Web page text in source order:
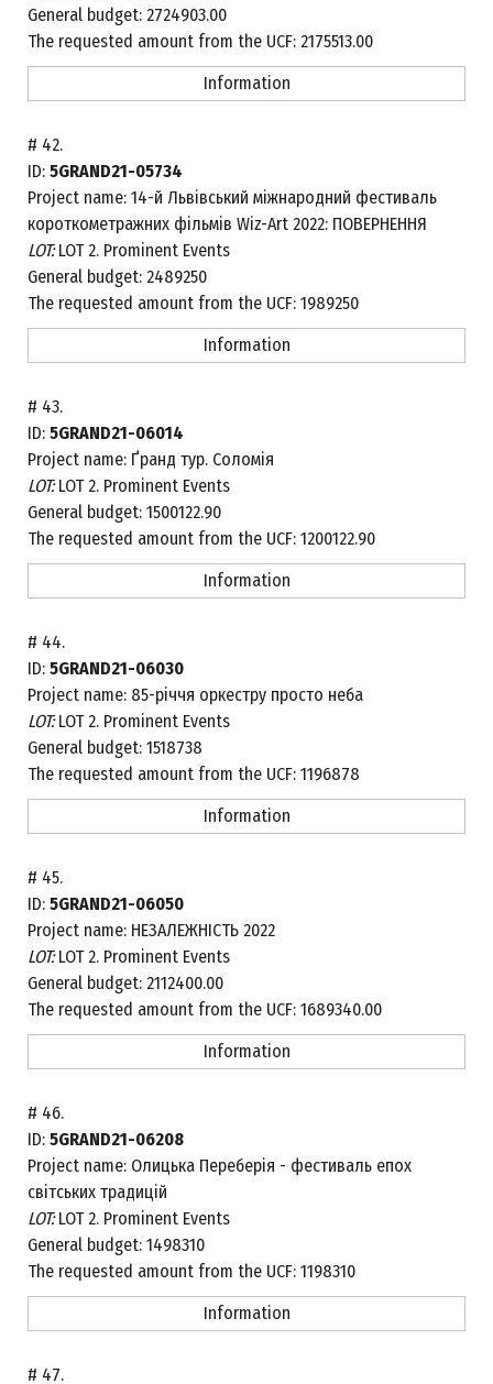
General budget: 2724903.00
The requested amount from the UCF: 2175513.00
Information
# 42.
ID: 5GRAND21-05734
Project name: 14-й Львівський міжнародний фестиваль
короткометражних фільмів Wiz-Art 2022: ПОВЕРНЕННЯ
LOT:LOT 2. Prominent Events
General budget: 2489250
The requested amount from the UCF: 1989250
Information
# 43.
ID: 5GRAND21-06014
Project name: Ґранд тур. Соломія
LOT:LOT 2. Prominent Events
General budget: 1500122.90
The requested amount from the UCF: 1200122.90
Information
# 44.
ID: 5GRAND21-06030
Project name: 85-річчя оркестру просто неба
LOT:LOT 2. Prominent Events
General budget: 1518738
The requested amount from the UCF: 1196878
Information
# 45.
ID: 5GRAND21-06050
Project name: НЕЗАЛЕЖНІСТЬ 2022
LOT:LOT 2. Prominent Events
General budget: 2112400.00
The requested amount from the UCF: 1689340.00
Information
# 46.
ID: 5GRAND21-06208
Project name: Олицька Переберія - фестиваль епох
світських традицій
LOT:LOT 2. Prominent Events
General budget: 1498310
The requested amount from the UCF: 1198310
Information
# 47.